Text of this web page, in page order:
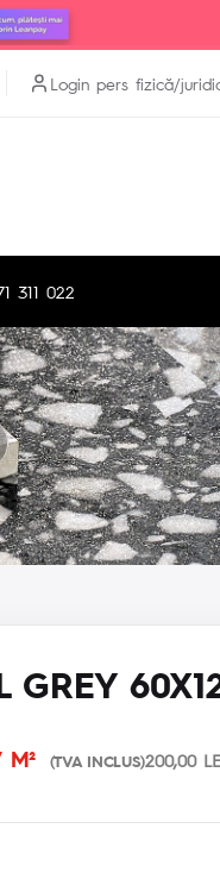
Login pers fizică/
311 022
GREY
M² (TVA INCLUS)200,00